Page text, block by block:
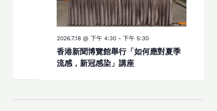
香港新聞博覽館舉行「如何應對夏季
流感，新冠感染」講座
2026.7.18 @ 下午 4:30- 下午 5:30